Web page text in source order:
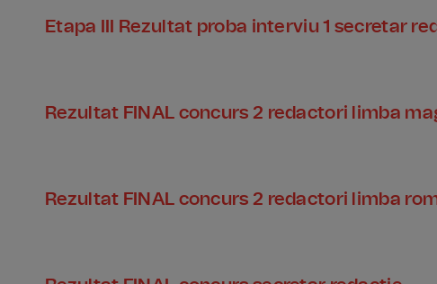
Etapa III Rezultat proba interviu 1 secretar
Rezultat FINAL concurs 2 redactori limba
Rezultat FINAL concurs 2 redactori limba